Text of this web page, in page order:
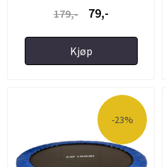
179,-
79,-
Kjøp
-23%